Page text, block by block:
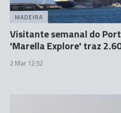
MADEIRA
Visitante semanal do
'Marella Explore' traz
2 Mar 12:52